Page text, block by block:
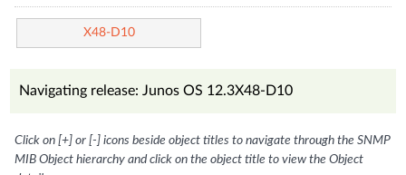
X48-D10
Navigating release: Junos OS 12.3X48-D10
Click on [+] or [-] icons beside object titles to navigate through the SNMP
MIB Object hierarchy and click on the object title to view the Object